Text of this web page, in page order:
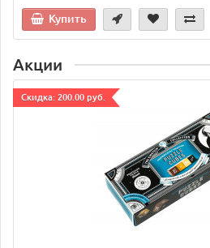
Купить
Акции
Cкидка: 200.00 руб.